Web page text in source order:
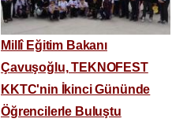
Millî Eğitim Bakanı
Çavuşoğlu, TEKNOFEST
KKTC'nin İkinci Gününde
Öğrencilerle Buluştu